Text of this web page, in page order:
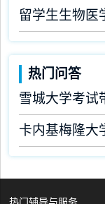
留学生生物医
热门问答
雪城大学考试
卡内基梅隆大